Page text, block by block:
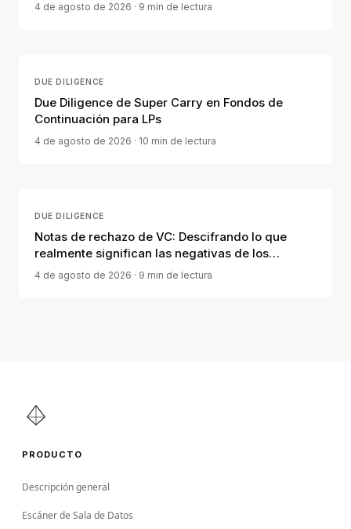
4 de agosto de 2026 · 9 min de lectura
DUE DILIGENCE
Due Diligence de Super Carry en Fondos de
Continuación para LPs
4 de agosto de 2026 · 10 min de lectura
DUE DILIGENCE
Notas de rechazo de VC: Descifrando lo que
realmente significan las negativas de los
inversores
4 de agosto de 2026 · 9 min de lectura
PRODUCTO
Descripción general
Escáner de Sala de Datos